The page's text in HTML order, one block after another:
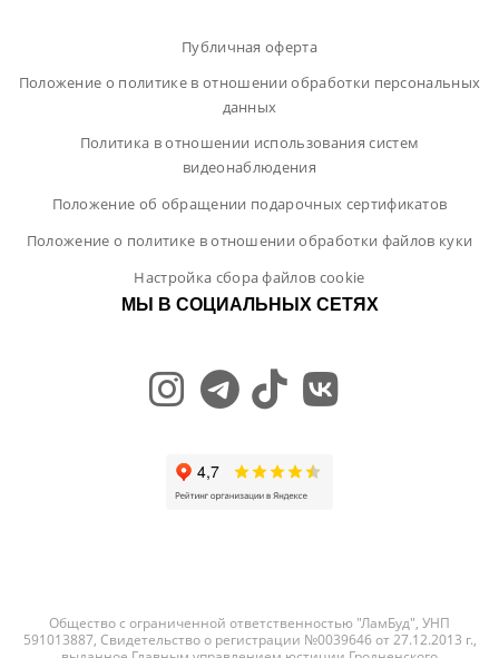
Публичная оферта
Положение о политике в отношении обработки персональных
данных
Политика в отношении использования систем
видеонаблюдения
Положение об обращении подарочных сертификатов
Положение о политике в отношении обработки файлов куки
Настройка сбора файлов cookie
МЫ В СОЦИАЛЬНЫХ СЕТЯХ
Общество с ограниченной ответственностью "ЛамБуд", УНП
591013887, Свидетельство о регистрации №0039646 от 27.12.2013 г.,